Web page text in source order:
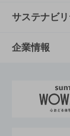
商品発売
栄養成分一
キャンペ
工場見学
地域情報
文化・ス
サントリ
サントリ
サステナビリ
サステナ
サントリ
企業情報
企業概要